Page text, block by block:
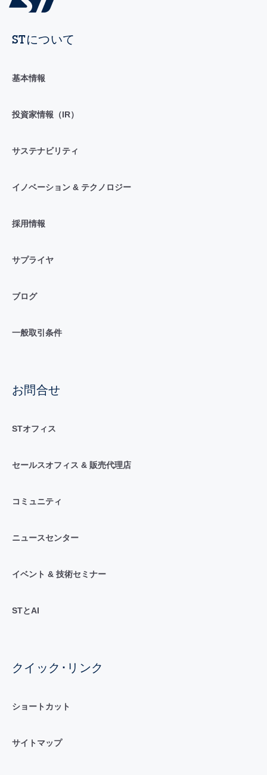
STについて
基本情報
投資家情報（IR）
サステナビリティ
イノベーション & テクノロジー
採用情報
サプライヤ
ブログ
一般取引条件
お問合せ
STオフィス
セールスオフィス & 販売代理店
コミュニティ
ニュースセンター
イベント & 技術セミナー
STとAI
クイック･リンク
ショートカット
サイトマップ